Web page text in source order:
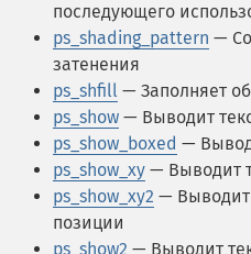
последующего
ps_shading_pattern —
затенения
ps_shfill — Заполняет
ps_show — Выводит
ps_show_boxed —
ps_show_xy — Выводит
ps_show_xy2 — Выводит
позиции
ps_show2 — Выводит